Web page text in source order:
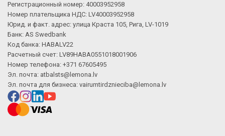
Регистрационный номер: 40003952958
Номер плательщика НДС: LV40003952958
Юрид. и факт. адрес: улица Краста 105, Рига, LV-1019
Банк: AS Swedbank
Код банка: HABALV22
Расчетный счет: LV89HABA0551018001906
Номер телефона: +371 67605495
Эл. почта: atbalsts@lemona.lv
Эл. почта для бизнеса: vairumtirdznieciba@lemona.lv